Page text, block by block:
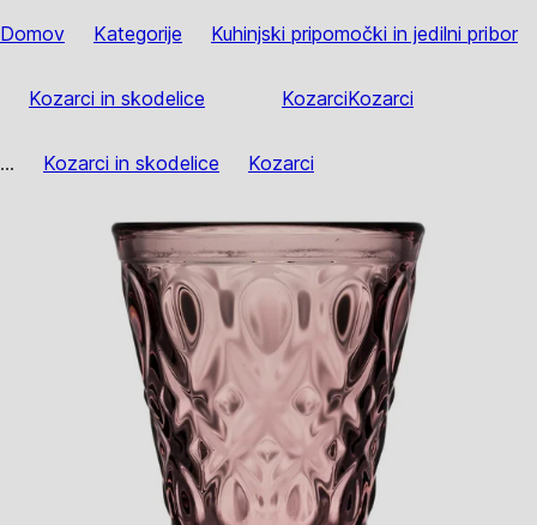
Domov Kategorije Kuhinjski pripomočki in jedilni pribor
Kozarci in skodelice KozarciKozarci
... Kozarci in skodelice Kozarci